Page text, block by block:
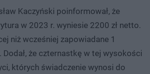
Kaczyński poinformował, że
w 2023 r. wyniesie 2200 zł netto.
niż wcześniej zapowiadane 1
Dodał, że czternastkę w tej wysokości
których świadczenie wynosi do